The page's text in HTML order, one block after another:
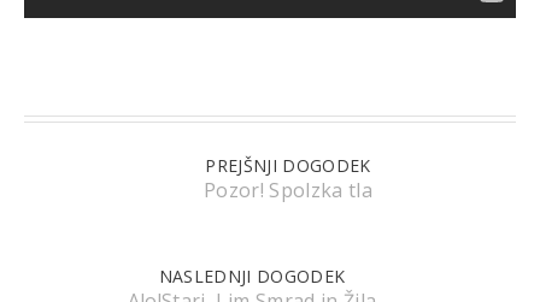
PREJŠNJI DOGODEK
Pozor! Spolzka tla
NASLEDNJI DOGODEK